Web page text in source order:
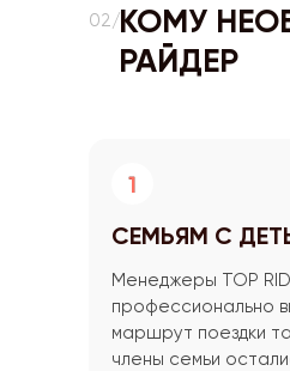
СЕМЬЯМ С
Менеджеры TOP
профессионально
маршрут поездки
члены семьи
КОМУ
РАЙДЕР
02/